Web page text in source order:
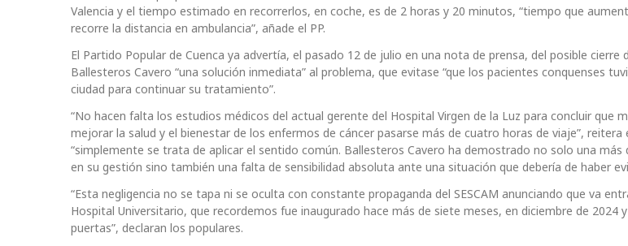
Valencia y el tiempo estimado en recorrerlos, en coche, es de 2 horas y 20 minutos, “tiempo que
recorre la distancia en ambulancia”, añade el PP.
El Partido Popular de Cuenca ya advertía, el pasado 12 de julio en una nota de prensa, del posible cierre
Ballesteros Cavero “una solución inmediata” al problema, que evitase “que los pacientes conquenses
ciudad para continuar su tratamiento”.
“No hacen falta los estudios médicos del actual gerente del Hospital Virgen de la Luz para concluir que
mejorar la salud y el bienestar de los enfermos de cáncer pasarse más de cuatro horas de viaje”, reitera
“simplemente se trata de aplicar el sentido común. Ballesteros Cavero ha demostrado no solo una más
en su gestión sino también una falta de sensibilidad absoluta ante una situación que debería de haber
“Esta negligencia no se tapa ni se oculta con constante propaganda del SESCAM anunciando que va
Hospital Universitario, que recordemos fue inaugurado hace más de siete meses, en diciembre de 2024
puertas”, declaran los populares.